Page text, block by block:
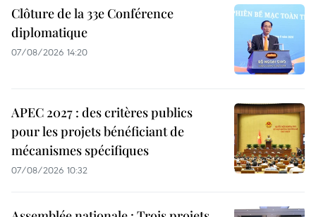
Clôture de la 33e Conférence
diplomatique
07/08/2026 14:20
APEC 2027 : des critères publics
pour les projets bénéficiant de
mécanismes spécifiques
07/08/2026 10:32